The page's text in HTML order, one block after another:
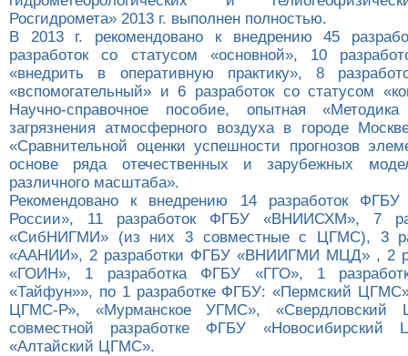
Росгидромета» 2013 г. выполнен полностью.
В 2013 г. рекомендовано к внедрению 45
разработок со статусом «основной», 10
«внедрить в оперативную практику», 8
«вспомогательный» и 6 разработок со статусом
Научно-справочное пособие, опытная «Методика
загрязнения атмосферного воздуха в городе
«Сравнительной оценки успешности прогнозов
основе ряда отечественных и зарубежных
различного масштаба».
Рекомендовано к внедрению 14 разработок ФГБУ
России», 11 разработок ФГБУ «ВНИИСХМ», 7
«СибНИГМИ» (из них 3 совместные с ЦГМС), 3
«ААНИИ», 2 разработки ФГБУ «ВНИИГМИ МЦД» , 2
«ГОИН», 1 разработка ФГБУ «ГГО», 1
«Тайфун»», по 1 разработке ФГБУ: «Пермский
ЦГМС-Р», «Мурманское УГМС»,
совместной разработке ФГБУ
«Алтайский ЦГМС».